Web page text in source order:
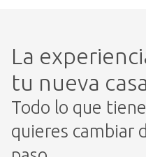
La
tu nueva
Todo lo que
quieres cambiar